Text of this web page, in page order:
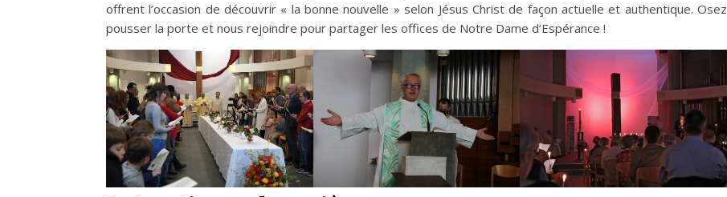
offrent l’occasion de découvrir « la bonne nouvelle » selon Jésus Christ de façon actuelle et authentique. Osez
pousser la porte et nous rejoindre pour partager les offices de Notre Dame d’Espérance !